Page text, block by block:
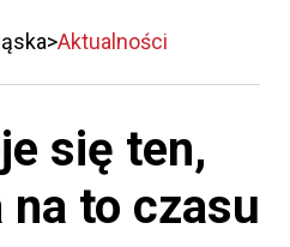
Aktualności
się ten,
na to czasu